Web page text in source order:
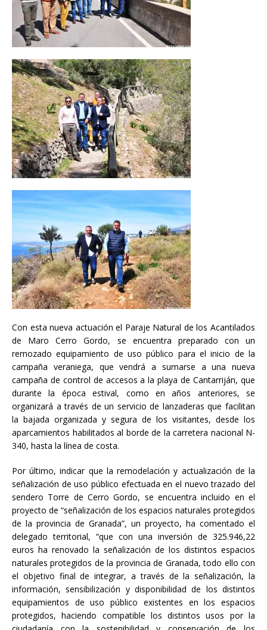
Con esta nueva actuación el Paraje Natural de los Acantilados
de Maro Cerro Gordo, se encuentra preparado con un
remozado equipamiento de uso público para el inicio de la
campaña veraniega, que vendrá a sumarse a una nueva
campaña de control de accesos a la playa de Cantarriján, que
durante la época estival, como en años anteriores, se
organizará a través de un servicio de lanzaderas que facilitan
la bajada organizada y segura de los visitantes, desde los
aparcamientos habilitados al borde de la carretera nacional N-
340, hasta la línea de costa.
Por último, indicar que la remodelación y actualización de la
señalización de uso público efectuada en el nuevo trazado del
sendero Torre de Cerro Gordo, se encuentra incluido en el
proyecto de “señalización de los espacios naturales protegidos
de la provincia de Granada”, un proyecto, ha comentado el
delegado territorial, “que con una inversión de 325.946,22
euros ha renovado la señalización de los distintos espacios
naturales protegidos de la provincia de Granada, todo ello con
el objetivo final de integrar, a través de la señalización, la
información, sensibilización y disponibilidad de los distintos
equipamientos de uso público existentes en los espacios
protegidos, haciendo compatible los distintos usos por la